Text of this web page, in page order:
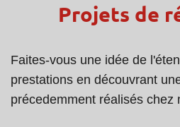
Projets de
Faites-vous une idée de
prestations en découvrant
précedemment réalisés chez